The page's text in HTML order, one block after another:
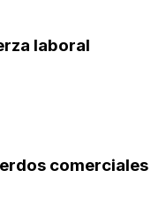
laboral
comerciales